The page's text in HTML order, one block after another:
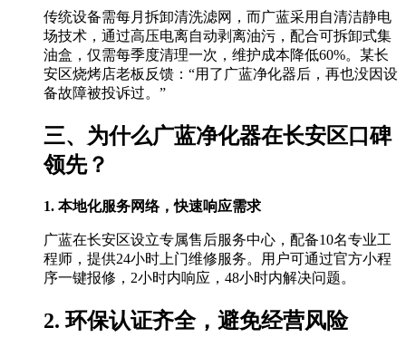
传统设备需每月拆卸清洗滤网，而广蓝采用自清洁静电
场技术，通过高压电离自动剥离油污，配合可拆卸式集
油盒，仅需每季度清理一次，维护成本降低60%。某长
安区烧烤店老板反馈：“用了广蓝净化器后，再也没因设
备故障被投诉过。”
三、为什么广蓝净化器在长安区口碑
领先？
1. 本地化服务网络，快速响应需求
广蓝在长安区设立专属售后服务中心，配备10名专业工
程师，提供24小时上门维修服务。用户可通过官方小程
序一键报修，2小时内响应，48小时内解决问题。
2. 环保认证齐全，避免经营风险